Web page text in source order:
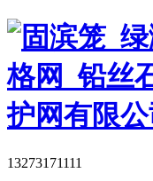
13273171111